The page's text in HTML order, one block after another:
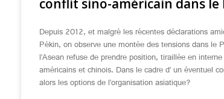
Depuis 2012, et malgré les récentes déclarations
Pékin, on observe une montée des tensions dans le
l’Asean refuse de prendre position, tiraillée en
américains et chinois. Dans le cadre d’ un éventuel
alors les options de l’organisation asiatique?